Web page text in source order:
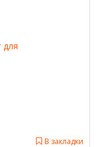
для
В закладки